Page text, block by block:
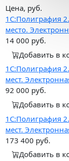
Цена, руб.
1С:Полиграфия
место.
14 000 руб.
Добавить в
1С:Полиграфия
мест.
92 000 руб.
Добавить в
1С:Полиграфия
мест.
173 400 руб.
Добавить в